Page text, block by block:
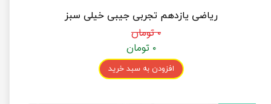
ریاضی یازدهم تجربی جیبی خیلی سبز
۰ تومان
۰ تومان
افزودن به سبد خرید